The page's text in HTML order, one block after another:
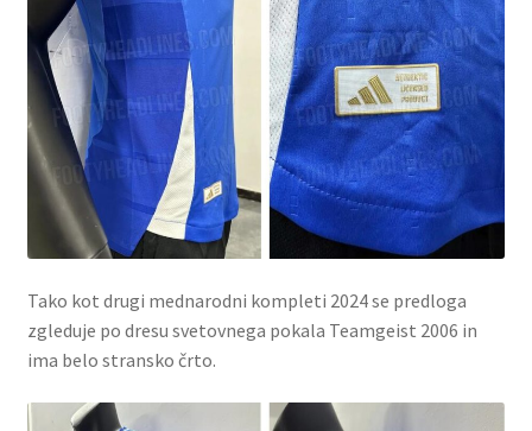
Tako kot drugi mednarodni kompleti 2024 se predloga
zgleduje po dresu svetovnega pokala Teamgeist 2006 in
ima belo stransko črto.